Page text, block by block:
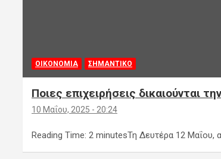
ΟΙΚΟΝΟΜΙΑ ΣΗΜΑΝΤΙΚΟ
Ποιες επιχειρήσεις δικαιούνται
10 Μαΐου, 2025 - 20:24
Reading Time: 2 minutesΤη Δευτέρα 12 Μαΐου,